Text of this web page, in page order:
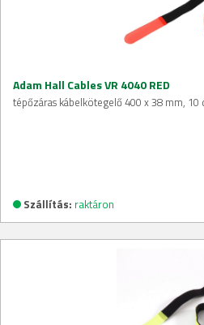
Adam Hall Cables VR 4040 RED
tépőzáras kábelkötegelő 400 x 38 mm, 10
Szállítás: raktáron